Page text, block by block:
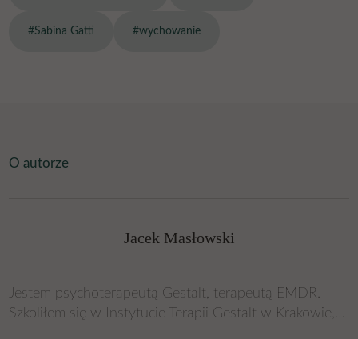
#Sabina Gatti #wychowanie
O autorze
Jacek Masłowski
Jestem psychoterapeutą Gestalt, terapeutą EMDR.
Szkoliłem się w Instytucie Terapii Gestalt w Krakowie,